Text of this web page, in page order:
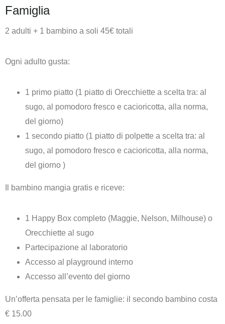
Famiglia
2 adulti + 1 bambino a soli 45€ totali
Ogni adulto gusta:
1 primo piatto (1 piatto di Orecchiette a scelta tra: al
sugo, al pomodoro fresco e cacioricotta, alla norma,
del giorno)
1 secondo piatto (1 piatto di polpette a scelta tra: al
sugo, al pomodoro fresco e cacioricotta, alla norma,
del giorno )
Il bambino mangia gratis e riceve:
1 Happy Box completo (Maggie, Nelson, Milhouse) o
Orecchiette al sugo
Partecipazione al laboratorio
Accesso al playground interno
Accesso all’evento del giorno
Un’offerta pensata per le famiglie: il secondo bambino costa
€ 15.00